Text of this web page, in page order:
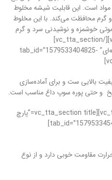
مواد است. این قابلیت شیشه مخلوط
و گرم محافظت می‌کند. با این مخلوط‌
خوشمزه و نوشیدنی سرد و گرم
امکان پذیر است.[/vc_column_text][/vc_tta_section]
[vc_tta_section title=”پارچ شیشه‌ای” tab_id=”1579533404825-
1.75 لیتر دارای کیفیت بالایی ست و برای آماده‌سازی
یخ و حتی پوره سوپ داغ مناسب است.
[/vc_column_text][/vc_tta_section][vc_tta_section title=”پارچ
پلاستیکی” tab_id=”1579533454094-7b5459ae-83e6″]
در برابر حرارت مقاومت خوبی دارد و از نوع